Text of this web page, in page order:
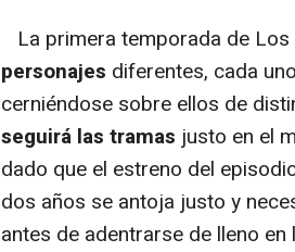
La primera temporada de
personajes diferentes, cada
cerniéndose sobre ellos de
seguirá las tramas justo en el
dado que el estreno del
dos años se antoja justo y
antes de adentrarse de lleno